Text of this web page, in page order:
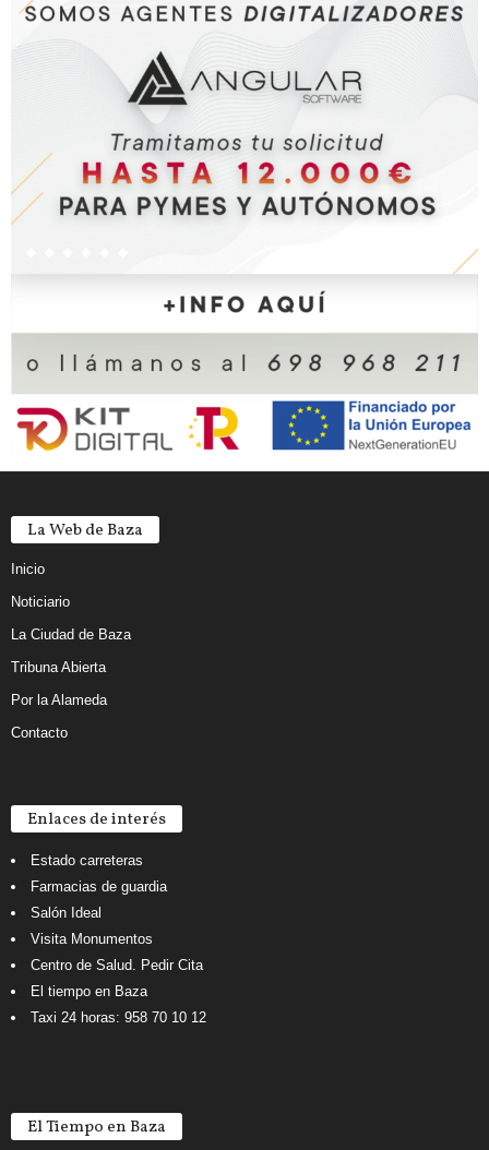
La Web de Baza
Inicio
Noticiario
La Ciudad de Baza
Tribuna Abierta
Por la Alameda
Contacto
Enlaces de interés
Estado carreteras
Farmacias de guardia
Salón Ideal
Visita Monumentos
Centro de Salud. Pedir Cita
El tiempo en Baza
Taxi 24 horas: 958 70 10 12
El Tiempo en Baza